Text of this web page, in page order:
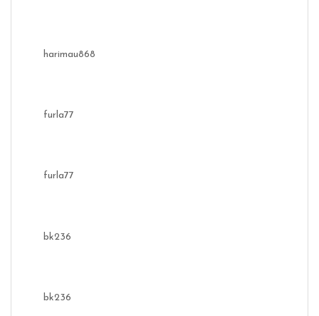
harimau868
furla77
furla77
bk236
bk236